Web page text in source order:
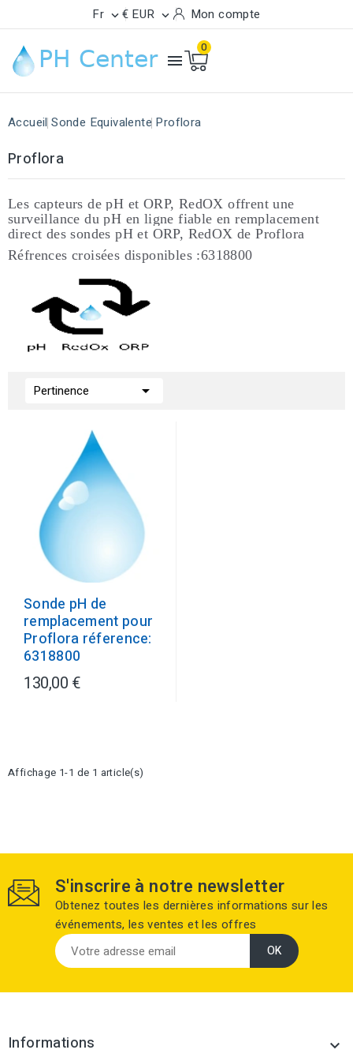
Fr  € EUR  Mon compte

0
Accueil Sonde Equivalente Proflora
Proflora
Les capteurs de pH et ORP, RedOX offrent une
surveillance du pH en ligne fiable en remplacement
direct des sondespH et ORP, RedOX de Proflora
Réfrences croisées disponibles :6318800
Pertinence 
Sonde pH de
remplacement pour
Proflora réference:
6318800
130,00 €
Affichage 1-1 de 1 article(s)
S'inscrire à notre newsletter
Obtenez toutes les dernières informations sur les
événements, les ventes et les offres
Informations 